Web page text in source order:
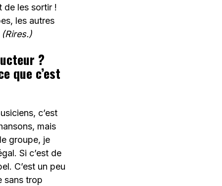
de les sortir !
les autres
(Rires.)
?
que c’est
c’est
mais
groupe, je
Si c’est de
C’est un peu
sans trop